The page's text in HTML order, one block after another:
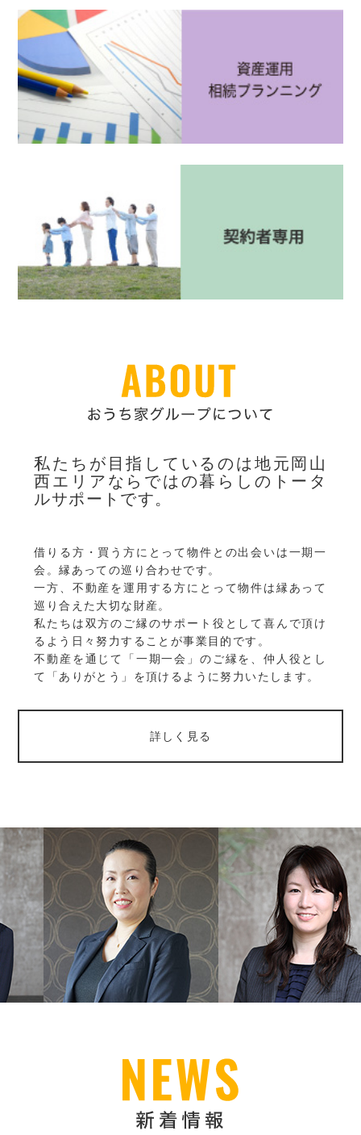
私たちが目指しているのは地元岡山
西エリアならではの暮らしのトータ
ルサポートです。
借りる方・買う方にとって物件との出会いは一期一
会。縁あっての巡り合わせです。
一方、不動産を運用する方にとって物件は縁あって
巡り合えた大切な財産。
私たちは双方のご縁のサポート役として喜んで頂け
るよう日々努力することが事業目的です。
不動産を通じて「一期一会」のご縁を、仲人役とし
て「ありがとう」を頂けるように努力いたします。
詳しく見る